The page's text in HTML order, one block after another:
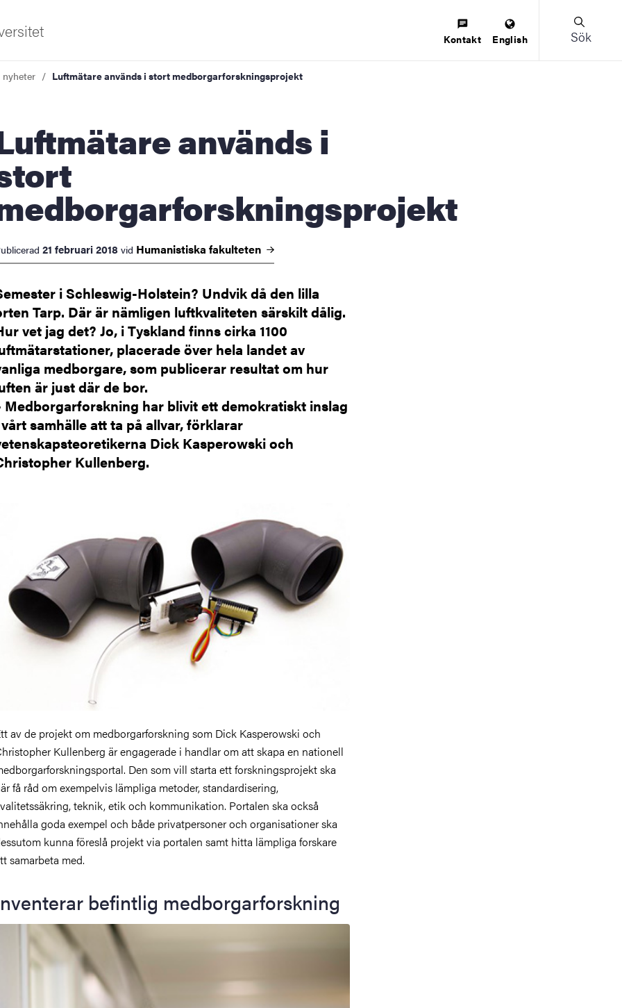
innovation
Kontakt English Sök
nyheter Luftmätare används i stort medborgarforskningsprojekt
i
21 februari 2018 vid Humanistiska fakulteten
i Schleswig-Holstein? Undvik då den lilla
Tarp. Där är nämligen luftkvaliteten särskilt dålig.
vet jag det? Jo, i Tyskland finns cirka 1100
placerade över hela landet av
medborgare, som publicerar resultat om hur
är just där de bor.
Medborgarforskning har blivit ett demokratiskt inslag
samhälle att ta på allvar, förklarar
Dick Kasperowski och
Kullenberg.
av de projekt om medborgarforskning som Dick Kasperowski och
Kullenberg är engagerade i handlar om att skapa en nationell
Den som vill starta ett forskningsprojekt ska
få råd om exempelvis lämpliga metoder, standardisering,
teknik, etik och kommunikation. Portalen ska också
goda exempel och både privatpersoner och organisationer ska
kunna föreslå projekt via portalen samt hitta lämpliga forskare
samarbeta med.
befintlig medborgarforskning